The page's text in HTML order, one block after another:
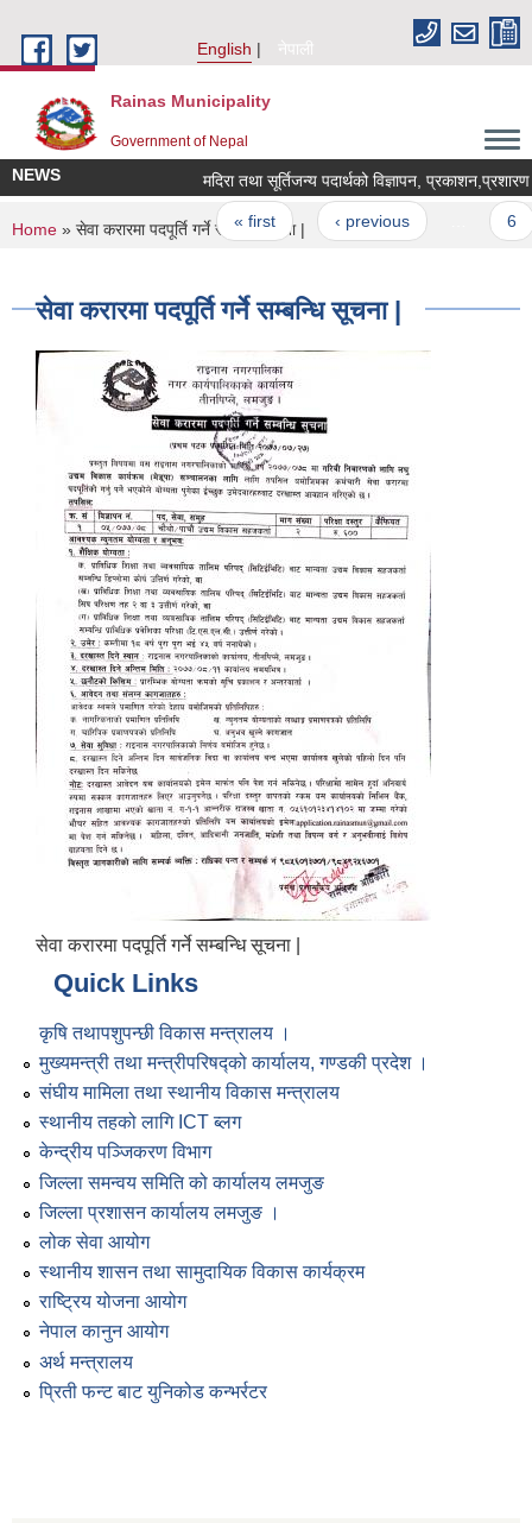
English
नेपाली
Rainas Municipality
Government of Nepal
NEWS मदिरा तथा सूर्तिजन्य पदार्थको विज्ञापन,
Pages
« first ‹ previous
You are here
Home » सेवा करारमा पदपूर्ति गर्ने सम्बन्धि सूचना |
सेवा करारमा पदपूर्ति गर्ने सम्बन्धि सूचना |
सेवा करारमा पदपूर्ति गर्ने सम्बन्धि सूचना |
Quick Links
कृषि तथापशुपन्छी विकास मन्त्रालय ।
मुख्यमन्त्री तथा मन्त्रीपरिषद्को कार्यालय, गण्डकी प्रदेश ।
संघीय मामिला तथा स्थानीय विकास मन्त्रालय
स्थानीय तहको लागि ICT ब्लग
केन्द्रीय पञ्जिकरण विभाग
जिल्ला समन्वय समिति को कार्यालय लमजुङ
जिल्ला प्रशासन कार्यालय लमजुङ ।
लोक सेवा आयोग
स्थानीय शासन तथा सामुदायिक विकास कार्यक्रम
राष्ट्रिय योजना आयोग
नेपाल कानुन आयोग
अर्थ मन्त्रालय
प्रिती फन्ट बाट युनिकोड कन्भर्रटर